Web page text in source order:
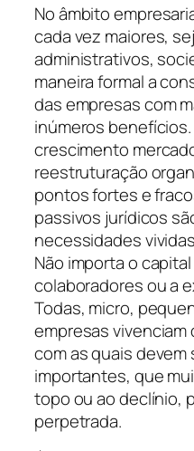
No âmbito
cada vez maiores,
administrativos,
maneira formal a
das empresas com
inúmeros
crescimento
reestruturação
pontos fortes e
passivos jurídicos
necessidades
Não importa o
colaboradores ou a
Todas, micro,
empresas
com as quais
importantes, que
topo ou ao declínio,
perpetrada.